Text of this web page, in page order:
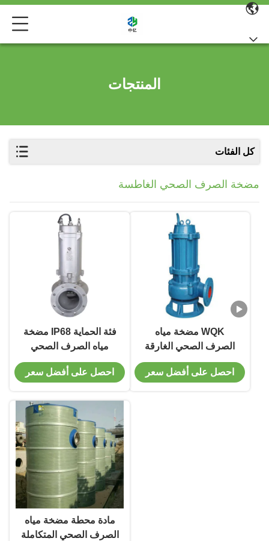
المنتجات
كل الفئات
مضخة الصرف الصحي الغاطسة
WQK مضخة مياه
الصرف الصحي الغارقة
المنزلية مضخة مياه
الغارقة مع القطع
احصل على أفضل سعر
فئة الحماية IP68 مضخة
مياه الصرف الصحي
الغارقة مع معدل التدفق
10-1000m3 / h
احصل على أفضل سعر
مادة محطة مضخة مياه
الصرف الصحي المتكاملة